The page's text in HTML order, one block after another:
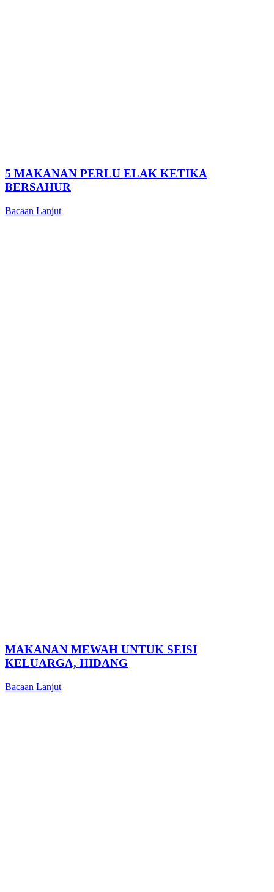
5 MAKANAN PERLU ELAK KETIKA
BERSAHUR
Bacaan Lanjut
MAKANAN MEWAH UNTUK SEISI
KELUARGA, HIDANG
Bacaan Lanjut